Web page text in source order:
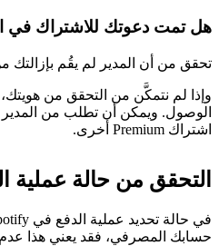
هل تمت دعوتك للاشتراك في
تحقق من أن المدير لم يقُم بإزالتك
وإذا لم نتمكَّن من التحقق من
الوصول. ويمكن أن تطلب من المدير
اشتراك Premium أخرى.
التحقق من حالة عملية
حسابك المصرفي، فقد يعني هذا عدم